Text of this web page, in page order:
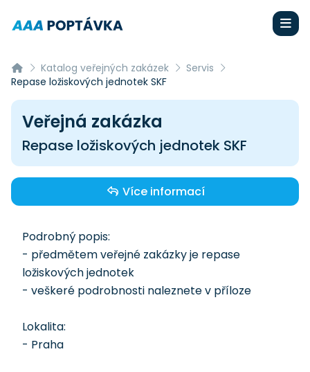
Katalog veřejných zakázek
Servis
Repase ložiskových jednotek SKF
Veřejná zakázka
Repase ložiskových jednotek SKF
Více informací
Podrobný popis:
- předmětem veřejné zakázky je repase
ložiskových jednotek
- veškeré podrobnosti naleznete v příloze
Lokalita:
- Praha